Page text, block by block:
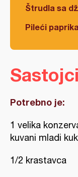
Štrudla sa
Pileći
Sastojci
Potrebno je:
1 velika
kuvani mladi
1/2 krastavca